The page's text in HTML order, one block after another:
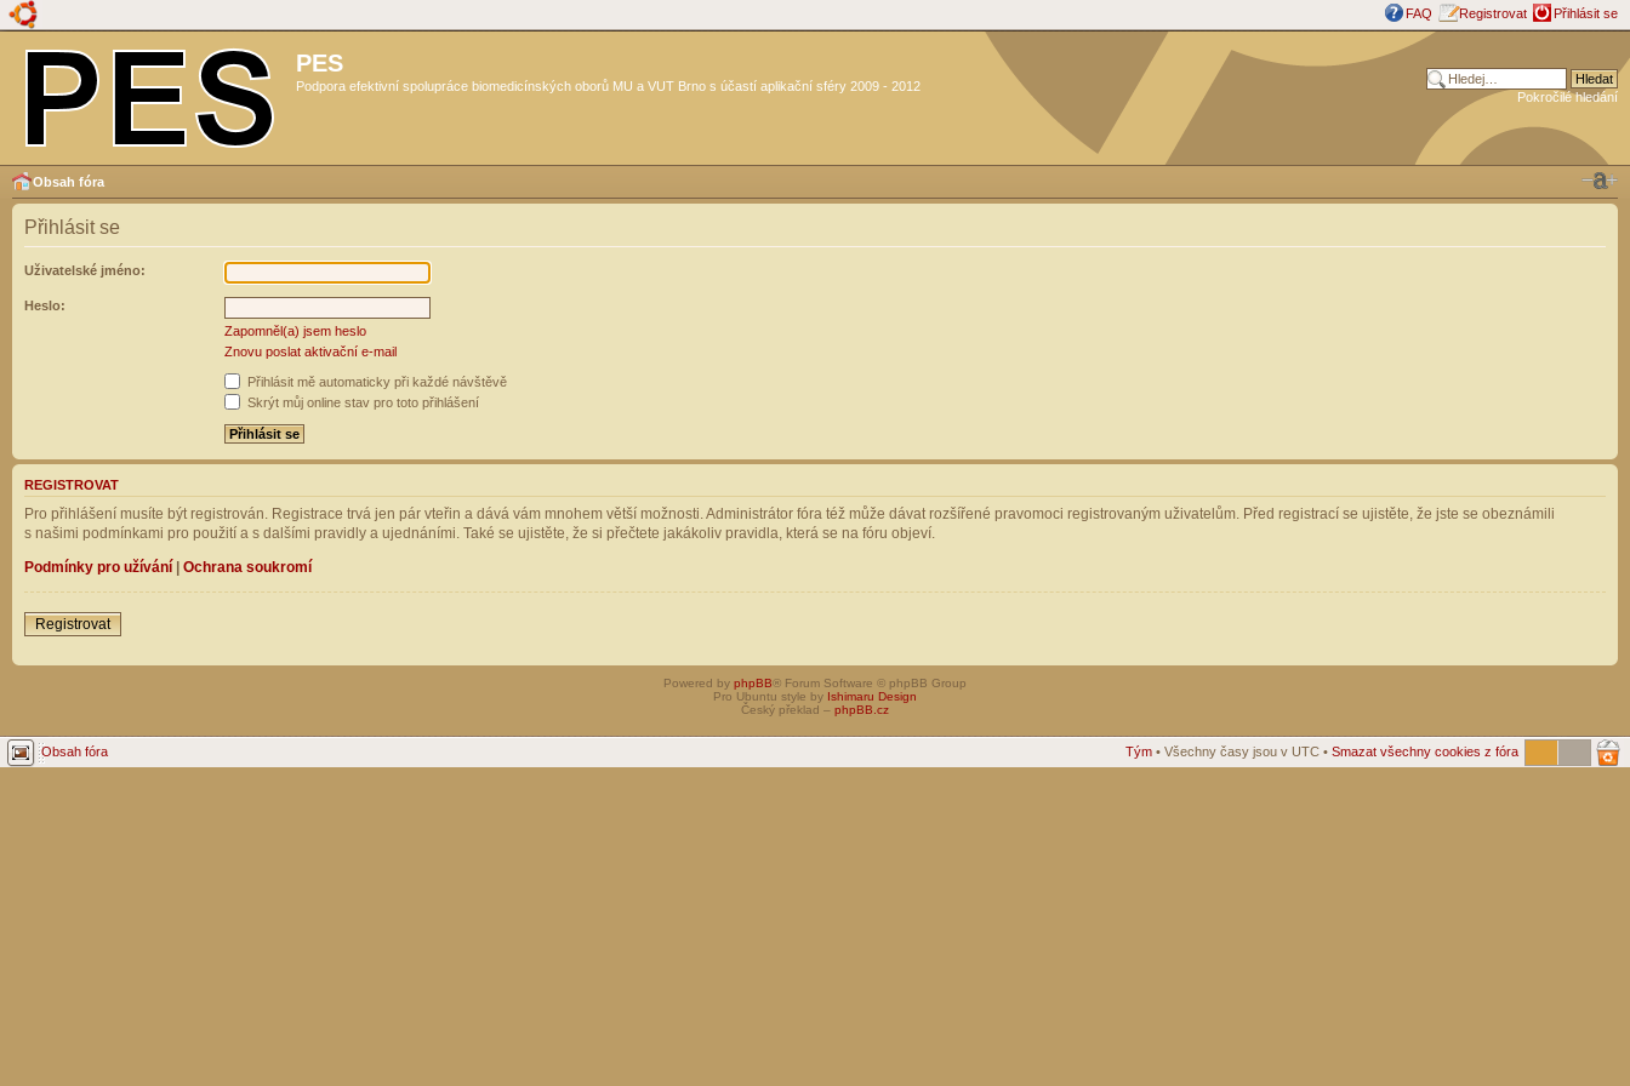
FAQ Registrovat Přihlásit se
PES
Podpora efektivní spolupráce biomedicínských oborů MU a VUT Brno s účastí aplikační sféry 2009 - 2012
Pokročilé hledání
Obsah fóra
Přihlásit se
Uživatelské jméno:
Heslo:
Zapomněl(a) jsem heslo
Znovu poslat aktivační e-mail
Přihlásit mě automaticky při každé návštěvě
Skrýt můj online stav pro toto přihlášení
REGISTROVAT
Pro přihlášení musíte být registrován. Registrace trvá jen pár vteřin a dává vám mnohem větší možnosti. Administrátor fóra též může dávat rozšířené pravomoci registrovaným uživatelům. Před registrací se ujistěte, že jste se obeznámili
s našimi podmínkami pro použití a s dalšími pravidly a ujednáními. Také se ujistěte, že si přečtete jakákoliv pravidla, která se na fóru objeví.
Podmínky pro užívání | Ochrana soukromí
Registrovat
Powered by phpBB® Forum Software © phpBB Group
Pro Ubuntu style by Ishimaru Design
Český překlad – phpBB.cz
Obsah fóra Tým • Všechny časy jsou v UTC • Smazat všechny cookies z fóra